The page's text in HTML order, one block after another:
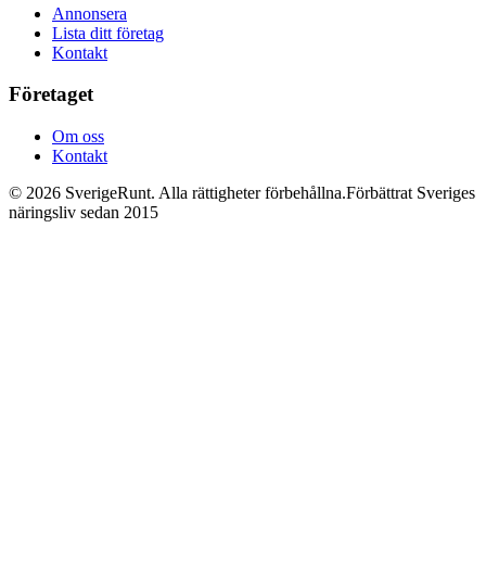
Annonsera
Lista ditt företag
Kontakt
Företaget
Om oss
Kontakt
© 2026 SverigeRunt. Alla rättigheter förbehållna.Förbättrat Sveriges
näringsliv sedan 2015